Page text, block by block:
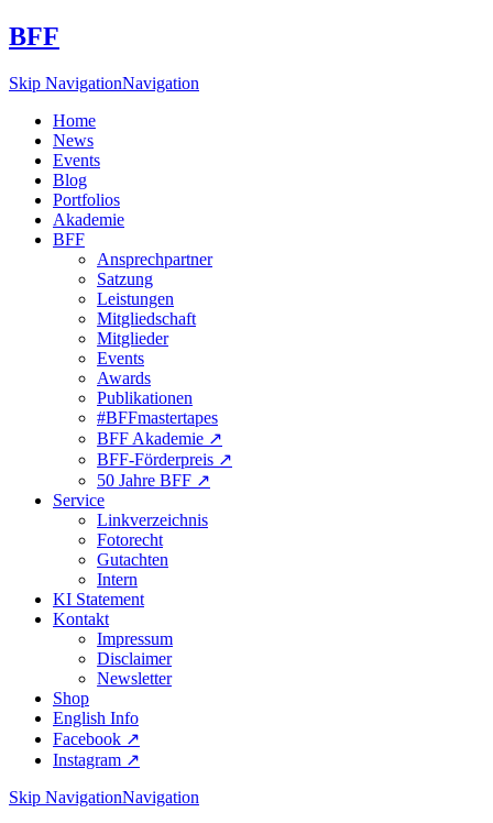
BFF
Skip NavigationNavigation
Home
News
Events
Blog
Portfolios
Akademie
BFF
Ansprechpartner
Satzung
Leistungen
Mitgliedschaft
Mitglieder
Events
Awards
Publikationen
#BFFmastertapes
BFF Akademie ↗︎
BFF-Förderpreis ↗︎
50 Jahre BFF ↗︎
Service
Linkverzeichnis
Fotorecht
Gutachten
Intern
KI Statement
Kontakt
Impressum
Disclaimer
Newsletter
Shop
English Info
Facebook ↗︎
Instagram ↗︎
Skip NavigationNavigation